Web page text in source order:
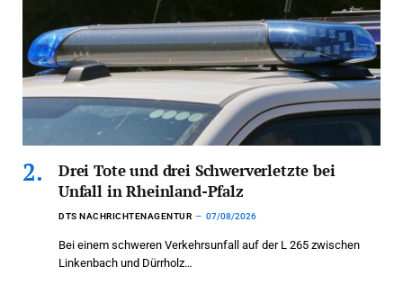
Drei Tote und drei Schwerverletzte bei
Unfall in Rheinland-Pfalz
DTS NACHRICHTENAGENTUR 07/08/2026
Bei einem schweren Verkehrsunfall auf der L 265 zwischen
Linkenbach und Dürrholz…